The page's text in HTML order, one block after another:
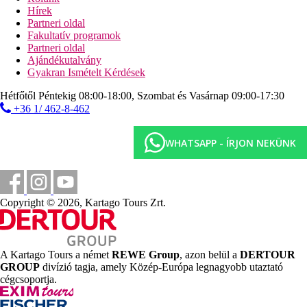
Sport ajánlat
Térítés ellenében:vízisportok a strandon, biliárd, asztalitenisz.
Szórakozás
Bevásárlási és szórakozási lehetőségek a közeli
üdülőközpontban.
Ingyenes babaágy (kérésre).
Különleges jellemzők
A szálloda kizárólag 12 év feletti vendégek számára készült.
Internet
Ingyenes:Wi-Fi a szálloda egész területén
Weboldal
http://www.agrabella.gr.
Hivatalos kategória
Hírek
Partneri oldal
Fakultatív programok
Partneri oldal
Ajándékutalvány
Gyakran Ismételt Kérdések
Hétfőtől Péntekig 08:00-18:00, Szombat és Vasárnap 09:00-17:30
+36 1/ 462-8-462
WHATSAPP - ÍRJON NEKÜNK
Copyright © 2026, Kartago Tours Zrt.
A Kartago Tours a német REWE Group, azon belül a DERTOUR
GROUP divízió tagja, amely Közép-Európa legnagyobb utaztató
cégcsoportja.